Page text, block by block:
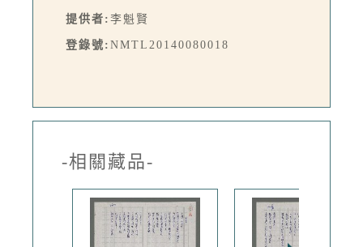
提供者: 李魁賢
登錄號: NMTL20140080018
-相關藏品-